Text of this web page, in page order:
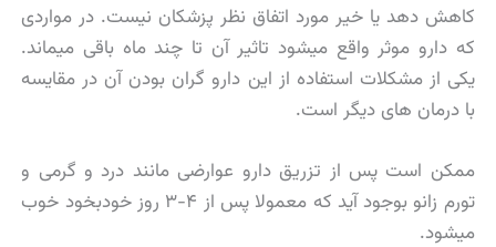
کاهش دهد یا خیر مورد اتفاق نظر پزشکان نیست. در مواردی
که دارو موثر واقع میشود تاثیر آن تا چند ماه باقی میماند.
یکی از مشکلات استفاده از این دارو گران بودن آن در مقایسه
با درمان های دیگر است.
ممکن است پس از تزریق دارو عوارضی مانند درد و گرمی و
تورم زانو بوجود آید که معمولا پس از ۴-۳ روز خودبخود خوب
میشود.